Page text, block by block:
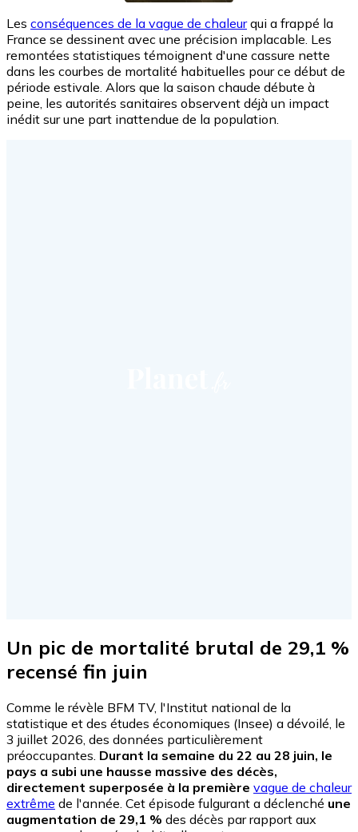
Les conséquences de la vague de chaleurqui a frappé la
France se dessinent avec une précision implacable. Les
remontées statistiques témoignent d'une cassure nette
dans les courbes de mortalité habituelles pour ce début de
période estivale. Alors que la saison chaude débute à
peine, les autorités sanitaires observent déjà un impact
inédit sur une part inattendue de la population.
Un pic de mortalité brutal de 29,1 %
recensé fin juin
Comme le révèle BFM TV, l'Institut national de la
statistique et des études économiques (Insee) a dévoilé, le
3 juillet 2026, des données particulièrement
préoccupantes. Durant la semaine du 22 au 28 juin, le
pays a subi une hausse massive des décès,
directement superposée à la première vague de chaleur
extrême de l'année. Cet épisode fulgurant a déclenché une
augmentation de 29,1 % des décès par rapport aux